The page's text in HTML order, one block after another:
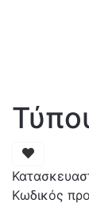
Κωδικός